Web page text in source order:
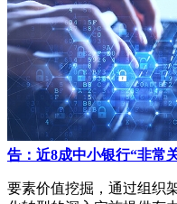
告：近8成中小银行“非常
要素价值挖掘，通过组织